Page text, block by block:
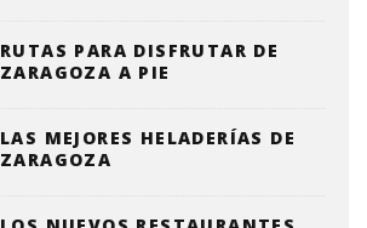
RUTAS PARA DISFRUTAR DE
ZARAGOZA A PIE
LAS MEJORES HELADERÍAS DE
ZARAGOZA